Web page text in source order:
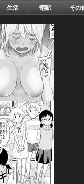
生活 翻訳 その